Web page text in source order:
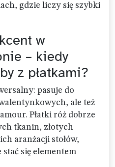
gdzie liczy się szybki
w
– kiedy
z płatkami?
pasuje do
ale też
Płatki róż dobrze
tkanin, złotych
aranżacji stołów,
się elementem